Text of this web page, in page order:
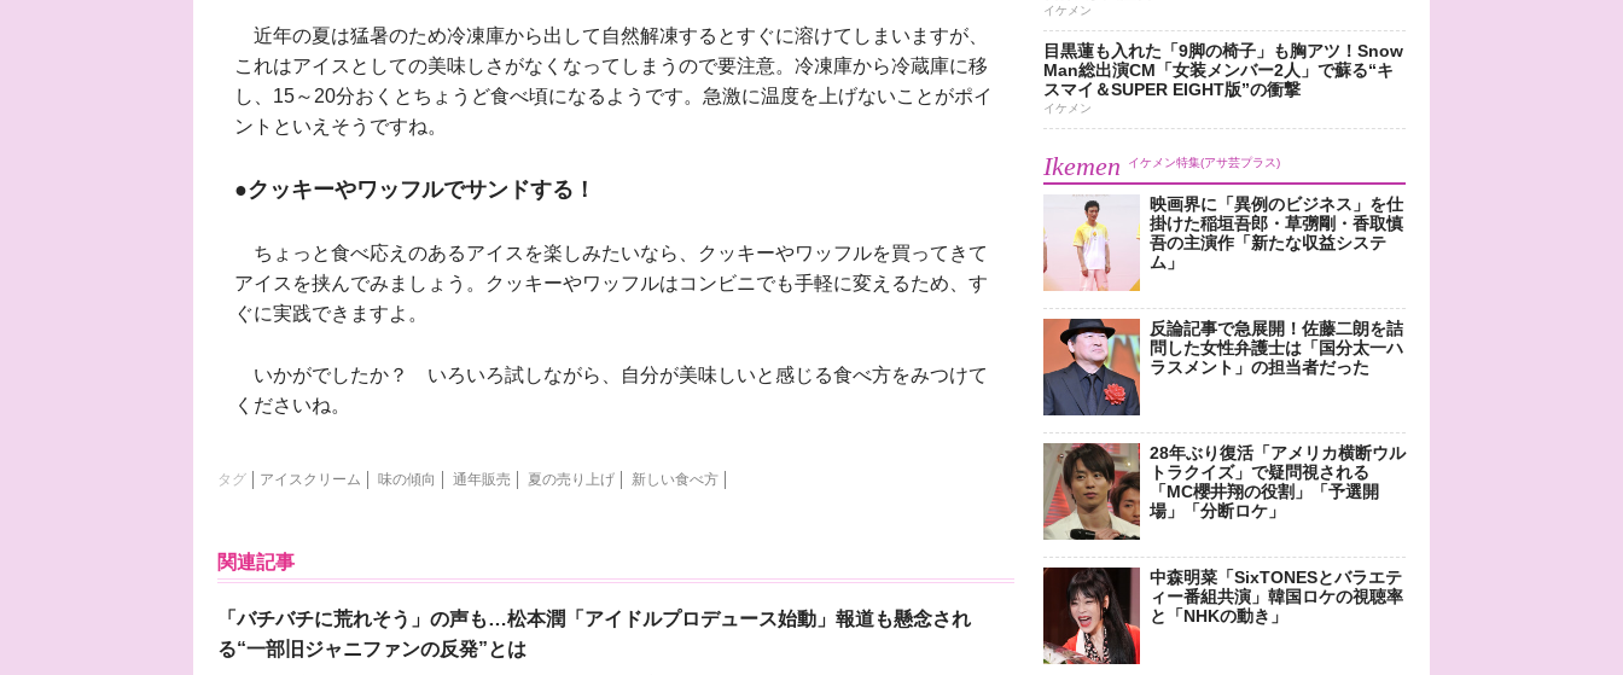
近年の夏は猛暑のため冷凍庫から出して自然解凍するとすぐに溶けてしまいますが、
これはアイスとしての美味しさがなくなってしまうので要注意。冷凍庫から冷蔵庫に移
し、15～20分おくとちょうど食べ頃になるようです。急激に温度を上げないことがポイ
ントといえそうですね。
●クッキーやワッフルでサンドする！
ちょっと食べ応えのあるアイスを楽しみたいなら、クッキーやワッフルを買ってきて
アイスを挟んでみましょう。クッキーやワッフルはコンビニでも手軽に変えるため、す
ぐに実践できますよ。
いかがでしたか？ いろいろ試しながら、自分が美味しいと感じる食べ方をみつけて
くださいね。
タグ アイスクリーム 味の傾向 通年販売 夏の売り上げ 新しい食べ方
関連記事
「バチバチに荒れそう」の声も…松本潤「アイドルプロデュース始動」報道も懸念され
る“一部旧ジャニファンの反発”とは
イケメン
目黒蓮も入れた「9脚の椅子」も胸アツ！Snow
Man総出演CM「女装メンバー2人」で蘇る“キ
スマイ＆SUPER EIGHT版”の衝撃
イケメン
Ikemen イケメン特集(アサ芸プラス)
映画界に「異例のビジネス」を仕
掛けた稲垣吾郎・草彅剛・香取慎
吾の主演作「新たな収益システ
ム」
反論記事で急展開！佐藤二朗を詰
問した女性弁護士は「国分太一ハ
ラスメント」の担当者だった
28年ぶり復活「アメリカ横断ウル
トラクイズ」で疑問視される
「MC櫻井翔の役割」「予選開
場」「分断ロケ」
中森明菜「SixTONESとバラエテ
ィー番組共演」韓国ロケの視聴率
と「NHKの動き」